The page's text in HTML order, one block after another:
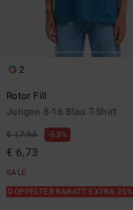
2
Rotor Fill
Jungen 8-16 Blau T-Shirt
€ 17,95 63%
€ 6,73
SALE
DOPPELTER RABATT EXTRA 25%